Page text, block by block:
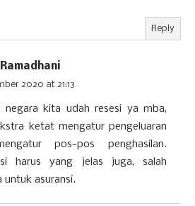
Reply
2020 at 21:13
negara kita udah resesi ya mba,
ketat mengatur pengeluaran
pos-pos penghasilan.
harus yang jelas juga, salah
untuk asuransi.